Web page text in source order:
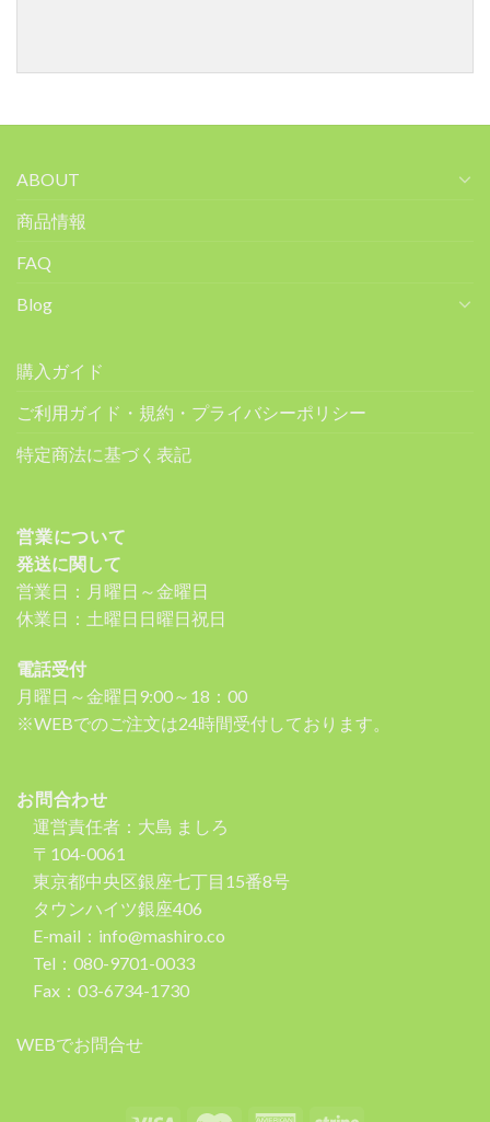
ABOUT
商品情報
FAQ
Blog
購入ガイド
ご利用ガイド・規約・プライバシーポリシー
特定商法に基づく表記
営業について
発送に関して
営業日：月曜日～金曜日
休業日：土曜日日曜日祝日
電話受付
月曜日～金曜日9:00～18：00
※WEBでのご注文は24時間受付しております。
お問合わせ
運営責任者：大島 ましろ
〒104-0061
東京都中央区銀座七丁目15番8号
タウンハイツ銀座406
E-mail：info@mashiro.co
Tel：080-9701-0033
Fax：03-6734-1730
WEBでお問合せ